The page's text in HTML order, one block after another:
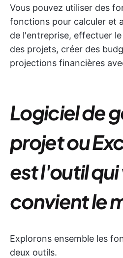
Vous pouvez utiliser des
fonctions pour calculer et
de l'entreprise, effectuer
des projets, créer des
projections financières
Logiciel de
projet ou
est l'outil qui
convient le
Explorons ensemble les
deux outils.